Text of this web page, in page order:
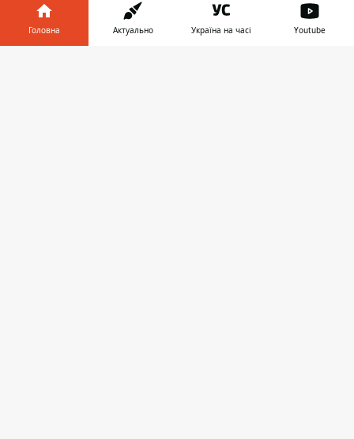
Проєкт землеустрою має бути готовий до кінця
Головна Актуально Україна на часі Youtube